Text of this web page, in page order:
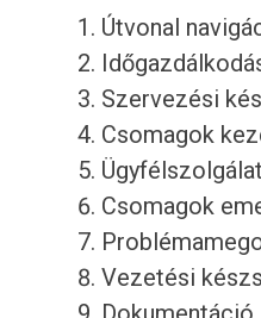
Útvonal
Szervezési
Csomagok
Ügyfélszolgálat
Csomagok
Vezetési